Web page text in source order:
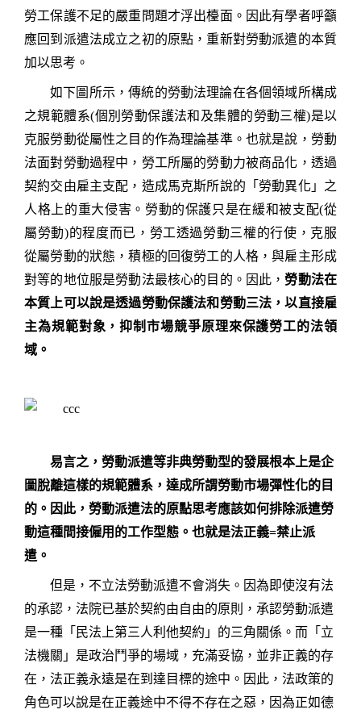
勞工保護不足的嚴重問題才浮出檯面。因此有學者呼籲
應回到派遣法成立之初的原點，重新對勞動派遣的本質
加以思考。
如下圖所示，傳統的勞動法理論在各個領域所構成
之規範體系(個別勞動保護法和及集體的勞動三權)是以
克服勞動從屬性之目的作為理論基準。也就是說，勞動
法面對勞動過程中，勞工所屬的勞動力被商品化，透過
契約交由雇主支配，造成馬克斯所說的「勞動異化」之
人格上的重大侵害。勞動的保護只是在緩和被支配(從
屬勞動)的程度而已，勞工透過勞動三權的行使，克服
從屬勞動的狀態，積極的回復勞工的人格，與雇主形成
對等的地位服是勞動法最核心的目的。因此，勞動法在
本質上可以說是透過勞動保護法和勞動三法，以直接雇
主為規範對象，抑制市場競爭原理來保護勞工的法領
域。
易言之，勞動派遣等非典勞動型的發展根本上是企
圖脫離這樣的規範體系，達成所謂勞動市場彈性化的目
的。因此，勞動派遣法的原點思考應該如何排除派遣勞
動這種間接僱用的工作型態。也就是法正義=禁止派
遣。
但是，不立法勞動派遣不會消失。因為即使沒有法
的承認，法院已基於契約由自由的原則，承認勞動派遣
是一種「民法上第三人利他契約」的三角關係。而「立
法機關」是政治鬥爭的場域，充滿妥協，並非正義的存
在，法正義永遠是在到達目標的途中。因此，法政策的
角色可以說是在正義途中不得不存在之惡，因為正如德